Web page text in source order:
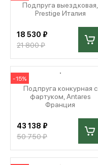
Подпруга выездковая,
Prestige Италия
18 530 ₽
21 800 ₽
-15%
Подпруга конкурная с
фартуком, Antares
Франция
43 138 ₽
50 750 ₽